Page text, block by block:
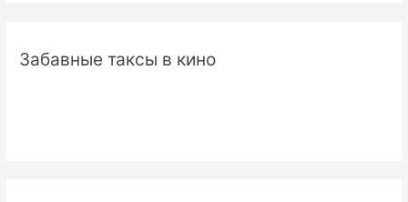
Забавные таксы в кино